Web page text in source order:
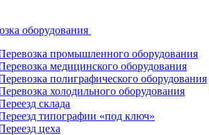
оборудования
промышленного оборудования
медицинского оборудования
полиграфического оборудования
холодильного оборудования
склада
типографии «под ключ»
цеха